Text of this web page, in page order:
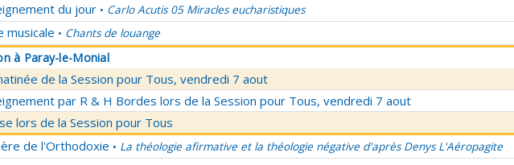
du jour • Carlo Acutis 05 Miracles eucharistiques
musicale • Chants de louange
à Paray-le-Monial
de la Session pour Tous, vendredi 7 aout
par R & H Bordes lors de la Session pour Tous, vendredi 7 aout
lors de la Session pour Tous
de l'Orthodoxie • La théologie afirmative et la théologie négative d'après Denys L'Aéropagite